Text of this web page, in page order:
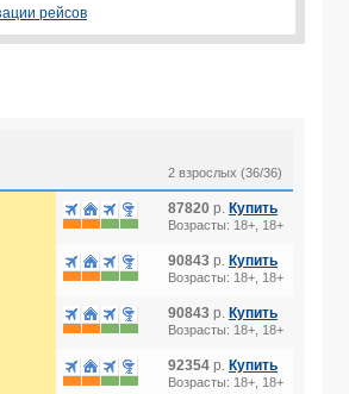
рейсов
2 взрослых (36/36)
87820 р. Купить
Возрасты: 18+, 18+
90843 р. Купить
Возрасты: 18+, 18+
90843 р. Купить
Возрасты: 18+, 18+
92354 р. Купить
Возрасты: 18+, 18+